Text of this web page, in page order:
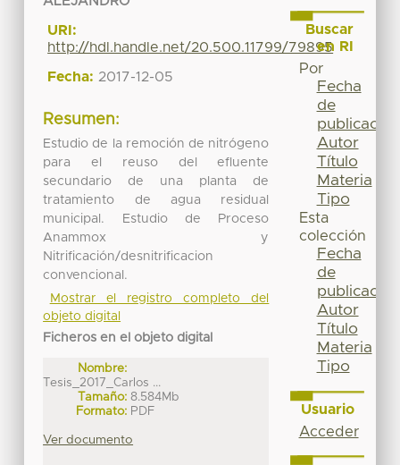
URI:
http://hdl.handle.net/20.500.11799/79895
Fecha: 2017-12-05
Resumen:
Estudio de la remoción de nitrógeno
para el reuso del efluente
secundario de una planta de
tratamiento de agua residual
municipal. Estudio de Proceso
Anammox y
Nitrificación/desnitrificacion
convencional.
Mostrar el registro completo del
objeto digital
Ficheros en el objeto digital
Nombre:
Tesis_2017_Carlos ...
Tamaño: 8.584Mb
Formato: PDF
Ver documento
Buscar
en RI
Por
Fecha
de
publicación
Autor
Título
Materia
Tipo
Esta
colección
Fecha
de
publicación
Autor
Título
Materia
Tipo
Usuario
Acceder